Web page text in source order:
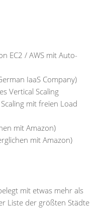
EC2 / AWS mit Auto-
IaaS Company)
Vertical Scaling
mit freien Load
mit Amazon)
mit Amazon)
mit etwas mehr als
Liste der größten Städte